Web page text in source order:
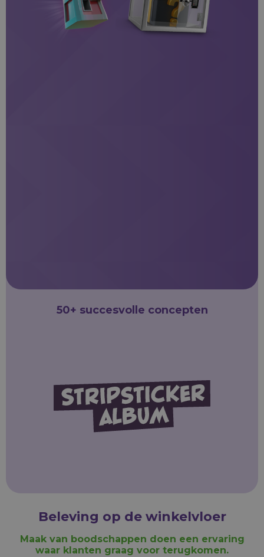
50+ succesvolle concepten
Beleving op de winkelvloer
Maak van boodschappen doen een ervaring
waar klanten graag voor terugkomen.